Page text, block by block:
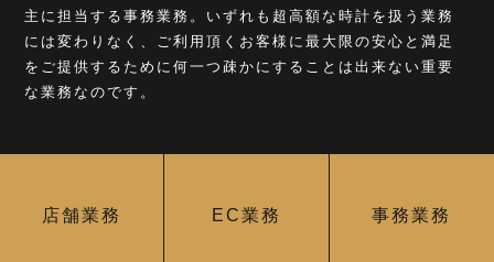
主に担当する事務業務。いずれも超高額な時計を扱う業務
には変わりなく、ご利用頂くお客様に最大限の安心と満足
をご提供するために何一つ疎かにすることは出来ない重要
な業務なのです。
店舗業務 EC業務 事務業務